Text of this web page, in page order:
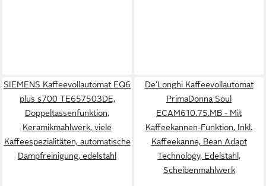
SIEMENS Kaffeevollautomat EQ6
plus s700 TE657503DE,
Doppeltassenfunktion,
Keramikmahlwerk, viele
Kaffeespezialitäten, automatische
Dampfreinigung, edelstahl
De'Longhi Kaffeevollautomat
PrimaDonna Soul
ECAM610.75.MB - Mit
Kaffeekannen-Funktion, Inkl.
Kaffeekanne, Bean Adapt
Technology, Edelstahl,
Scheibenmahlwerk